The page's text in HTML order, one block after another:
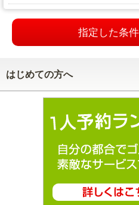
指定した条
はじめての方へ